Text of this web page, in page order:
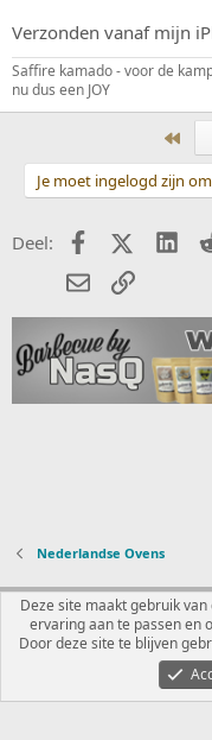
Verzonden vanaf mijn
Saffire kamado - voor de
nu dus een JOY
Je moet ingelogd zijn
Deel: Facebook
X
E-mailkoppeling
Nederlandse Ovens
Nederlands
Contact
Voorwaarden en
Community platform by
Deze site maakt gebruik
ervaring aan te passen en
Door deze site te blijven